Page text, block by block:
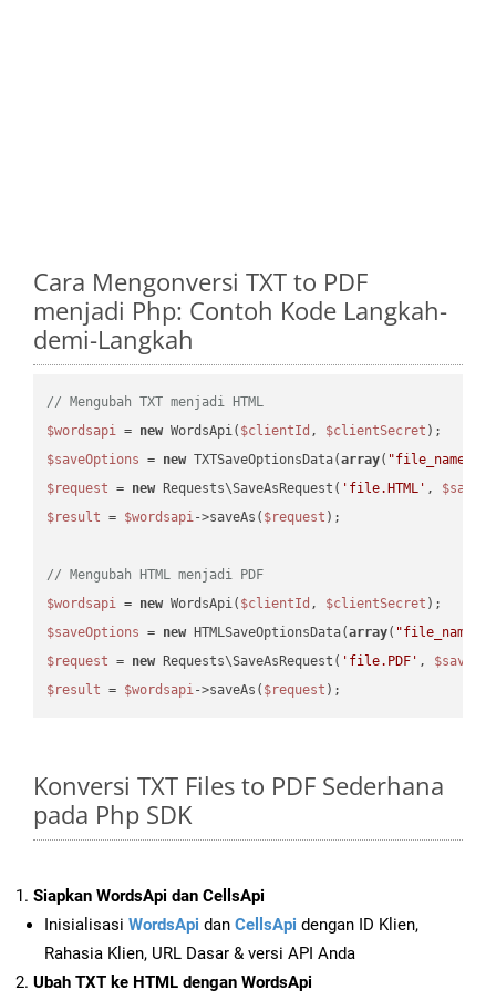
Cara Mengonversi TXT to PDF
menjadi Php: Contoh Kode Langkah-
demi-Langkah
// Mengubah TXT menjadi HTML
$wordsapi = new WordsApi( $clientId , $clientSecret
$saveOptions = new TXTSaveOptionsData(array( "file_name"
$request = new Requests\SaveAsRequest( 'file.HTML' ,
$result = $wordsapi->saveAs( $request );
// Mengubah HTML menjadi PDF
$wordsapi = new WordsApi( $clientId , $clientSecret
$saveOptions = new HTMLSaveOptionsData(array( "file_name"
$request = new Requests\SaveAsRequest( 'file.PDF' ,
$result = $wordsapi->saveAs( $request
Konversi TXT Files to PDF Sederhana
pada Php SDK
Siapkan WordsApi dan CellsApi
Inisialisasi WordsApi dan CellsApi dengan ID Klien,
Rahasia Klien, URL Dasar & versi API Anda
Ubah TXT ke HTML dengan WordsApi